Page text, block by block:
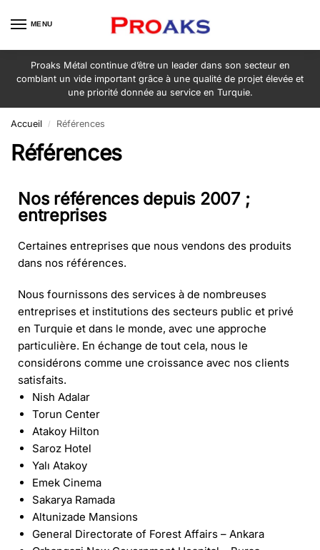
MENU
Proaks Métal continue d’être un leader dans son secteur en
comblant un vide important grâce à une qualité de projet élevée et
une priorité donnée au service en Turquie.
Accueil / Références
Références
Nos références depuis 2007 ;
entreprises
Certaines entreprises que nous vendons des produits
dans nos références.
Nous fournissons des services à de nombreuses
entreprises et institutions des secteurs public et privé
en Turquie et dans le monde, avec une approche
particulière. En échange de tout cela, nous le
considérons comme une croissance avec nos clients
satisfaits.
Nish Adalar
Torun Center
Atakoy Hilton
Saroz Hotel
Yalı Atakoy
Emek Cinema
Sakarya Ramada
Altunizade Mansions
General Directorate of Forest Affairs – Ankara